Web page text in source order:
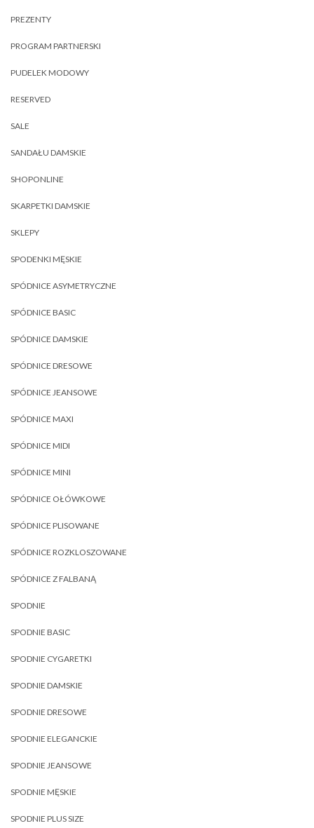
PREZENTY
PROGRAM PARTNERSKI
PUDELEK MODOWY
RESERVED
SALE
SANDAŁU DAMSKIE
SHOPONLINE
SKARPETKI DAMSKIE
SKLEPY
SPODENKI MĘSKIE
SPÓDNICE ASYMETRYCZNE
SPÓDNICE BASIC
SPÓDNICE DAMSKIE
SPÓDNICE DRESOWE
SPÓDNICE JEANSOWE
SPÓDNICE MAXI
SPÓDNICE MIDI
SPÓDNICE MINI
SPÓDNICE OŁÓWKOWE
SPÓDNICE PLISOWANE
SPÓDNICE ROZKLOSZOWANE
SPÓDNICE Z FALBANĄ
SPODNIE
SPODNIE BASIC
SPODNIE CYGARETKI
SPODNIE DAMSKIE
SPODNIE DRESOWE
SPODNIE ELEGANCKIE
SPODNIE JEANSOWE
SPODNIE MĘSKIE
SPODNIE PLUS SIZE